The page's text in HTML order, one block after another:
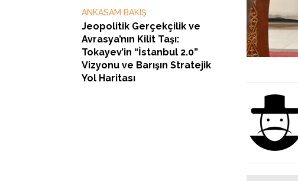
ANKASAM BAKIŞ
Jeopolitik Gerçekçilik ve
Avrasya’nın Kilit Taşı:
Tokayev’in “İstanbul 2.0”
Vizyonu ve Barışın Stratejik
Yol Haritası